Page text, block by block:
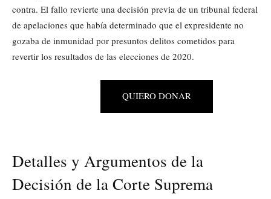
contra. El fallo revierte una decisión previa de un tribunal federal
de apelaciones que había determinado que el expresidente no
gozaba de inmunidad por presuntos delitos cometidos para
revertir los resultados de las elecciones de 2020.
QUIERO DONAR
Detalles y Argumentos de la
Decisión de la Corte Suprema